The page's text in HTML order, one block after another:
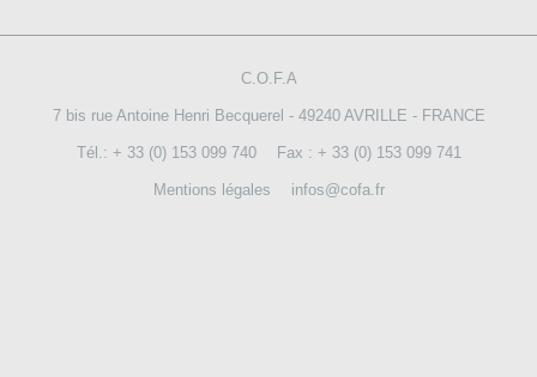
C.O.F.A
7 bis rue Antoine Henri Becquerel - 49240 AVRILLE - FRANCE
Tél.: + 33 (0) 153 099 740 Fax : + 33 (0) 153 099 741
Mentions légales infos@cofa.fr